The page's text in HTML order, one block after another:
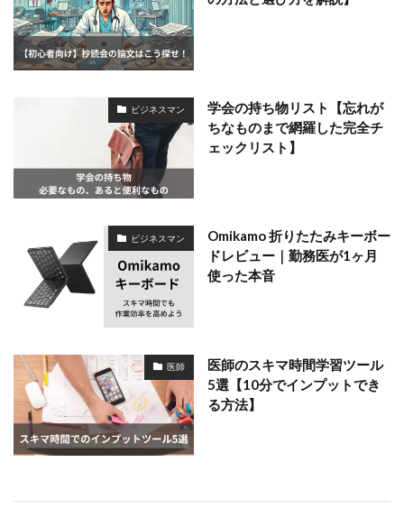
ビジネスマン
学会の持ち物リスト【忘れが
ちなものまで網羅した完全チ
ェックリスト】
ビジネスマン
Omikamo 折りたたみキーボー
ドレビュー｜勤務医が1ヶ月
使った本音
医師
医師のスキマ時間学習ツール
5選【10分でインプットでき
る方法】